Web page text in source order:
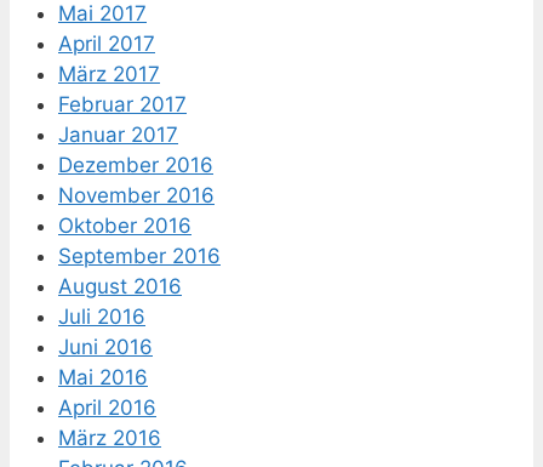
Mai 2017
April 2017
März 2017
Februar 2017
Januar 2017
Dezember 2016
November 2016
Oktober 2016
September 2016
August 2016
Juli 2016
Juni 2016
Mai 2016
April 2016
März 2016